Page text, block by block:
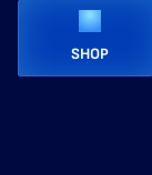
SHOP